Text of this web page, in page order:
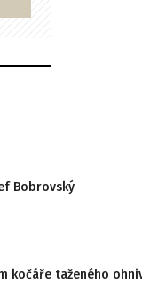
Bobrovský
kočáře taženého